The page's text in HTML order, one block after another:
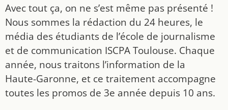
Avec tout ça, on ne s’est même pas présenté !
Nous sommes la rédaction du 24 heures, le
média des étudiants de l’école de journalisme
et de communication ISCPA Toulouse. Chaque
année, nous traitons l’information de la
Haute-Garonne, et ce traitement accompagne
toutes les promos de 3e année depuis 10 ans.